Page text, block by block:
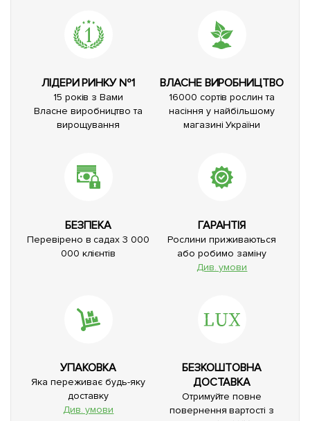
ЛІДЕРИ РИНКУ №1
15 років з Вами
Власне виробництво та
вирощування
ВЛАСНЕ ВИРОБНИЦТВО
16000 сортів рослин та
насіння у найбільшому
магазині України
БЕЗПЕКА
Перевірено в садах 3 000
000 клієнтів
ГАРАНТІЯ
Рослини приживаються
або робимо заміну
Див. умови
УПАКОВКА
Яка переживає будь-яку
доставку
Див. умови
БЕЗКОШТОВНА
ДОСТАВКА
Отримуйте повне
повернення вартості з